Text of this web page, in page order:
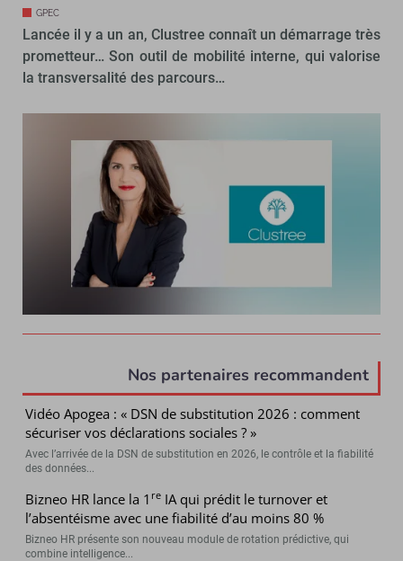
GPEC
Lancée il y a un an, Clustree connaît un démarrage très
prometteur… Son outil de mobilité interne, qui valorise
la transversalité des parcours…
Nos partenaires recommandent
Vidéo Apogea : « DSN de substitution 2026 : comment
sécuriser vos déclarations sociales ? »
Avec l’arrivée de la DSN de substitution en 2026, le contrôle et la fiabilité
des données...
Bizneo HR lance la 1 re IA qui prédit le turnover et
l’absentéisme avec une fiabilité d’au moins 80 %
Bizneo HR présente son nouveau module de rotation prédictive, qui
combine intelligence...